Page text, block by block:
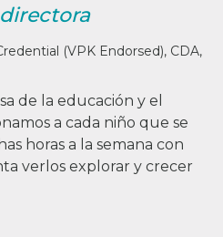
directora
(VPK Endorsed), CDA,
de la educación y el
a cada niño que se
horas a la semana con
verlos explorar y crecer